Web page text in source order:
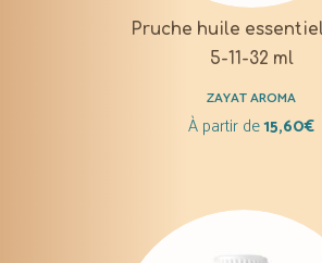
Pruche huile
5-11-32 ml
ZAYAT AROMA
À partir de15,60€